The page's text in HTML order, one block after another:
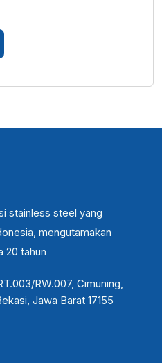
stainless steel yang
mengutamakan
20 tahun
RW.007, Cimuning,
Jawa Barat 17155